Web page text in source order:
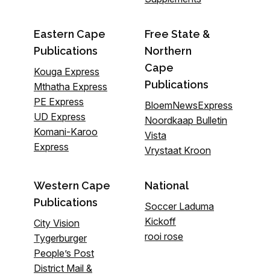
Eastern Cape
Publications
Kouga Express
Mthatha Express
PE Express
UD Express
Komani-Karoo
Express
Free State &
Northern
Cape
Publications
BloemNewsExpress
Noordkaap Bulletin
Vista
Vrystaat Kroon
Western Cape
Publications
City Vision
Tygerburger
People’s Post
District Mail &
National
Soccer Laduma
Kickoff
rooi rose